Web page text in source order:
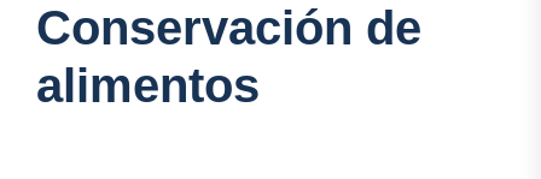
Conservación de
alimentos